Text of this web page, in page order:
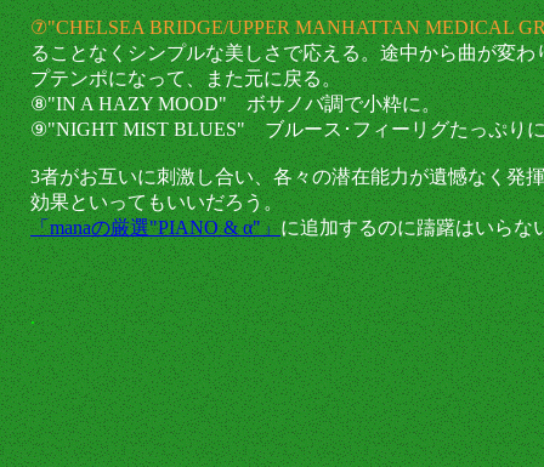
⑦"CHELSEA BRIDGE/UPPER MANHATTAN MEDICAL
ることなくシンプルな美しさで応える。途中から曲が変
プテンポになって、また元に戻る。
⑧"IN A HAZY MOOD" ボサノバ調で小粋に。
⑨"NIGHT MIST BLUES" ブルース･フィーリグたっぷり
3者がお互いに刺激し合い、各々の潜在能力が遺憾なく発
効果といってもいいだろう。
「manaの厳選"PIANO & α"」に追加するのに躊躇はいらな
.